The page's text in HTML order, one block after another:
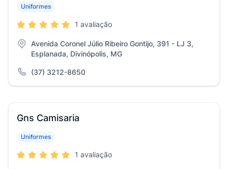
Uniformes
1 avaliação
Avenida Coronel Júlio Ribeiro Gontijo, 391 - LJ 3,
Esplanada, Divinópolis, MG
(37) 3212-8650
Gns Camisaria
Uniformes
1 avaliação